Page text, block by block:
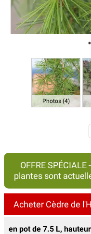
Photos (4)
OFFRE
plantes sont
Acheter Cèdre de
en pot de 7.5 L,